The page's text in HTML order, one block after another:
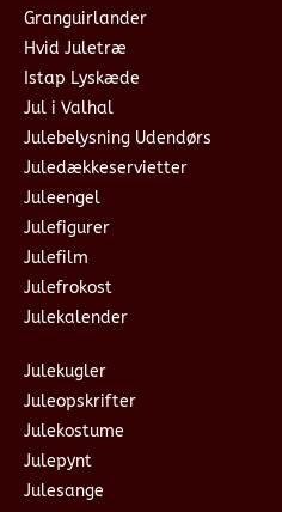
Granguirlander
Hvid Juletræ
Istap Lyskæde
Jul i Valhal
Julebelysning Udendørs
Juledækkeservietter
Juleengel
Julefigurer
Julefilm
Julefrokost
Julekalender
Julekugler
Juleopskrifter
Julekostume
Julepynt
Julesange